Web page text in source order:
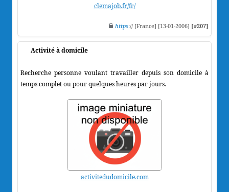
clemajob.fr/fr/
https:// [France] [13-01-2006] [#207]
Activité à domicile
Recherche personne voulant travailler depuis son domicile à
temps complet ou pour quelques heures par jours.
activitedudomicile.com